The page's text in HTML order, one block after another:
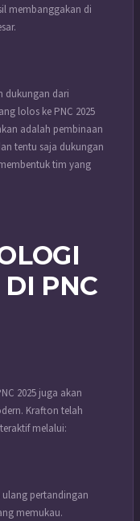
membanggakan di
dukungan dari
lolos ke PNC 2025
adalah pembinaan
tentu saja dukungan
tim yang
PNC
2025 juga akan
Krafton telah
melalui:
pertandingan
memukau.